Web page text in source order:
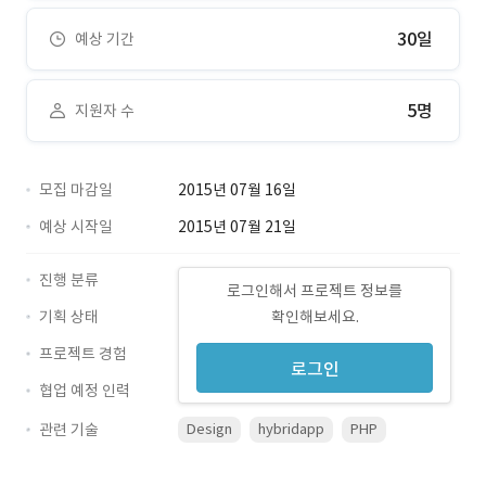
예상 기간 30일
지원자 수 5명
모집 마감일
2015년 07월 16일
예상 시작일
2015년 07월 21일
로그인해서 프로젝트 정보를
확인해보세요.
로그인
진행 분류
기획 상태
프로젝트 경험
협업 예정 인력
관련 기술
Design hybridapp PHP